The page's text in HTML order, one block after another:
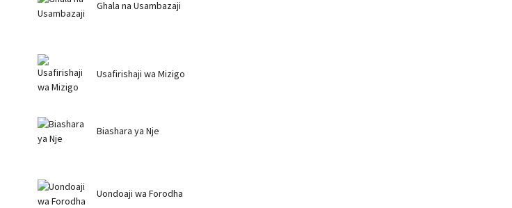
Ghala na Usambazaji
Usafirishaji wa Mizigo
Biashara ya Nje
Uondoaji wa Forodha